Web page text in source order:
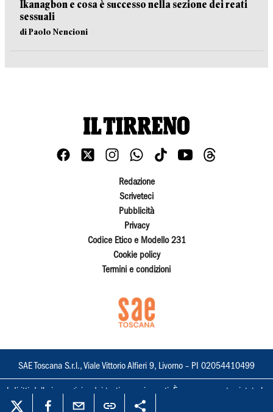
Ikanagbon e cosa è successo nella sezione dei reati
sessuali
di Paolo Nencioni
Redazione
Scriveteci
Pubblicità
Privacy
Codice Etico e Modello 231
Cookie policy
Termini e condizioni
SAE Toscana S.r.l., Viale Vittorio Alfieri 9, Livorno – PI 02054410499
I diritti delle immagini e dei testi sono riservati. È espressamente vietata la
loro riproduzione con qualsiasi mezzo e l'adattamento totale o parziale.